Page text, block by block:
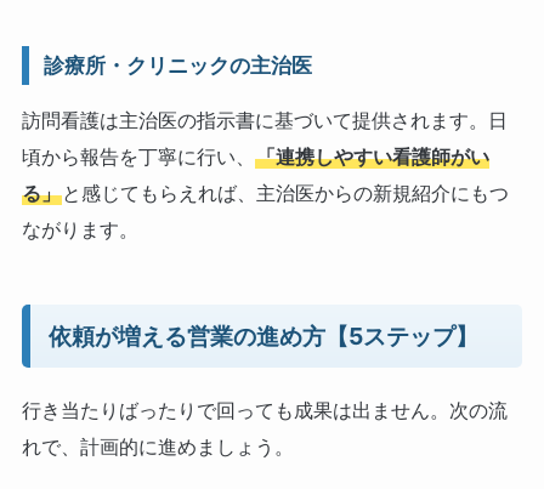
診療所・クリニックの主治医
訪問看護は主治医の指示書に基づいて提供されます。日
頃から報告を丁寧に行い、 「連携しやすい看護師がい
る」と感じてもらえれば、主治医からの新規紹介にもつ
ながります。
依頼が増える営業の進め方【5ステップ】
行き当たりばったりで回っても成果は出ません。次の流
れで、計画的に進めましょう。